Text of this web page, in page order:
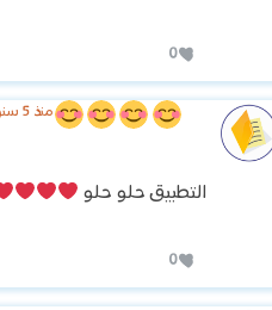
0
منذ 5 سنوات الساعة 15:46
التطبيق حلو حلو
0